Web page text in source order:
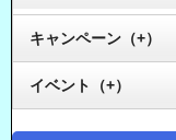
キャンペーン（+）
イベント（+）